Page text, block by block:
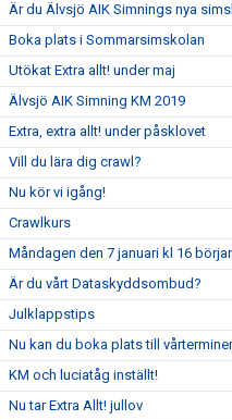
Är du Älvsjö AIK Simnings nya
Boka plats i Sommarsimskolan
Utökat Extra allt! under maj
Älvsjö AIK Simning KM 2019
Extra, extra allt! under påsklovet
Vill du lära dig crawl?
Nu kör vi igång!
Crawlkurs
Måndagen den 7 januari kl 16
Är du vårt Dataskyddsombud?
Julklappstips
Nu kan du boka plats till
KM och luciatåg inställt!
Nu tar Extra Allt! jullov